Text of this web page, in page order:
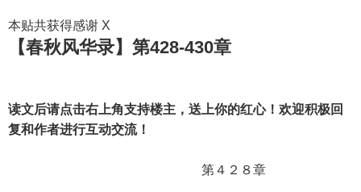
本贴共获得感谢 X
【春秋风华录】第428-430章
读文后请点击右上角支持楼主，送上你的红心！欢迎积极回
复和作者进行互动交流！
第４２８章